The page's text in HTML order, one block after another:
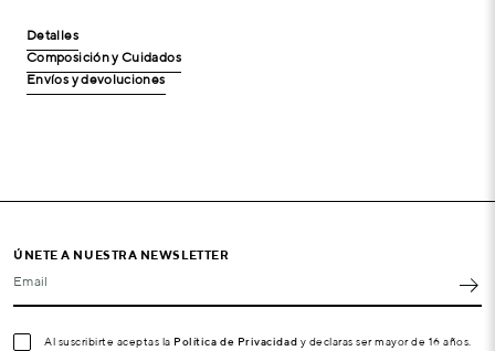
Detalles
Composición y Cuidados
Envíos y devoluciones
ÚNETE A NUESTRA NEWSLETTER
Email
Al suscribirte aceptas la Política de Privacidad y declaras ser mayor de 16 años.